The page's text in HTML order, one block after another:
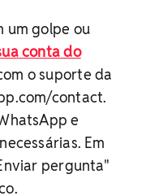
um golpe ou
conta do
o suporte da
contact.
e
Em
pergunta"